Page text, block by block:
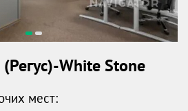
White Stone
мест: